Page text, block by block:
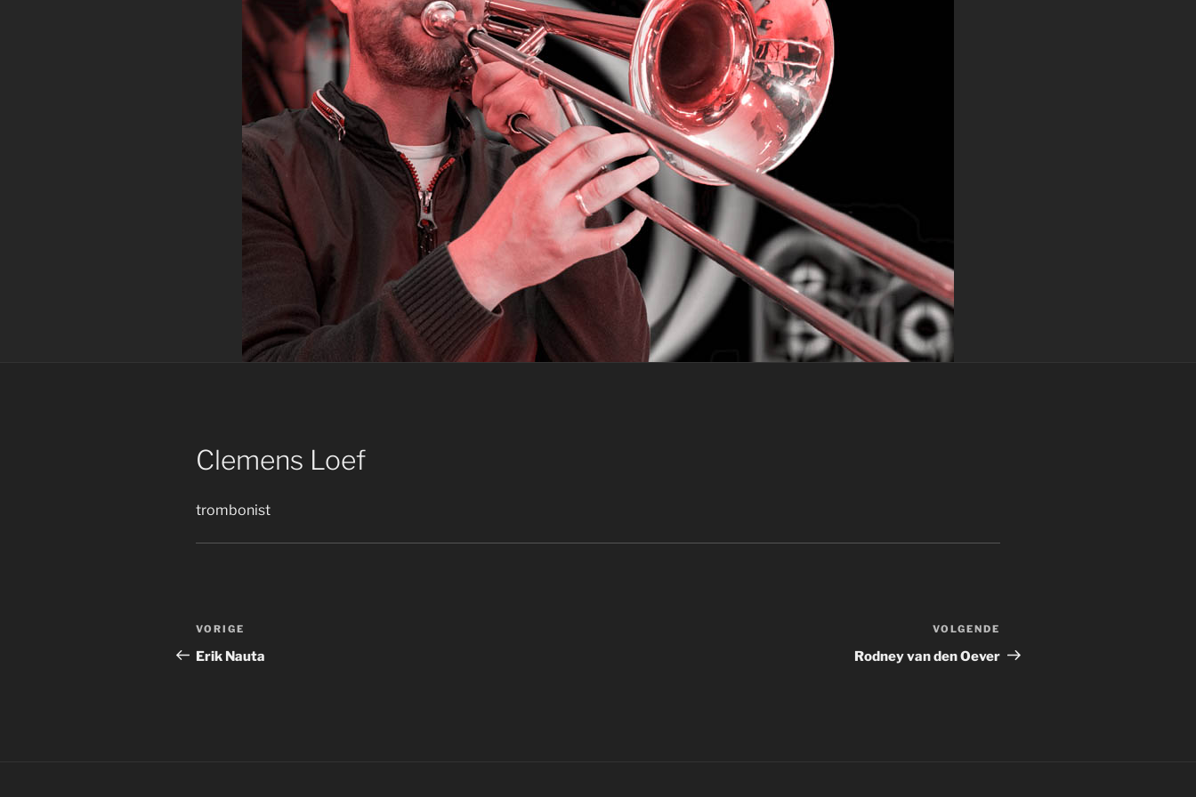
Clemens Loef
trombonist
Bericht
navigatie
Vorig
bericht
VORIGE
Erik Nauta
bericht
VOLGENDE
Rodney van den Oever